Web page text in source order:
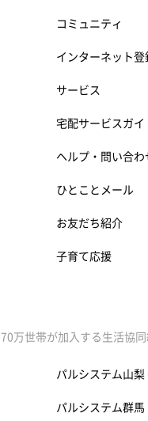
コミュニティ
インターネット登
サービス
宅配サービスガイ
ヘルプ・問い合わ
ひとことメール
お友だち紹介
子育て応援
万世帯が加入する生活協
パルシステム山梨
パルシステム群馬